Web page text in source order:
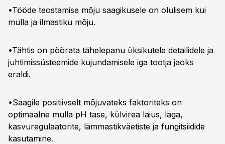
•Tööde teostamise mõju saagikusele on olulisem kui
mulla ja ilmastiku mõju.
•Tähtis on pöörata tähelepanu üksikutele detailidele ja
juhtimissüsteemide kujundamisele iga tootja jaoks
eraldi.
•Saagile positiivselt mõjuvateks faktoriteks on
optimaalne mulla pH tase, külvirea laius, läga,
kasvuregulaatorite, lämmastikväetiste ja fungitsiidide
kasutamine.